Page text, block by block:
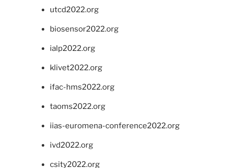
utcd2022.org
biosensor2022.org
ialp2022.org
klivet2022.org
ifac-hms2022.org
taoms2022.org
iias-euromena-conference2022.org
ivd2022.org
csity2022.org